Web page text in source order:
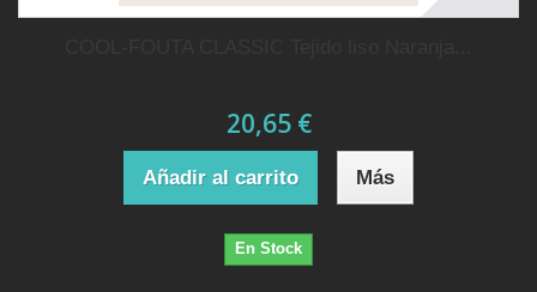
20,65 €
Añadir al carrito Más
En Stock